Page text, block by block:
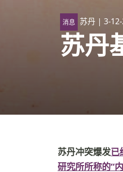
消息 苏丹 | 3-
苏丹
苏丹冲突爆发已
研究所所称的“